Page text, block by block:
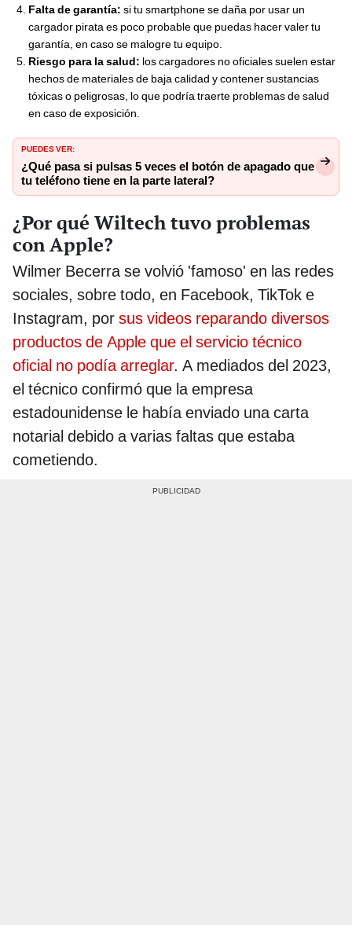
Falta de garantía: si tu smartphone se daña por usar un
cargador pirata es poco probable que puedas hacer valer tu
garantía, en caso se malogre tu equipo.
Riesgo para la salud: los cargadores no oficiales suelen estar
hechos de materiales de baja calidad y contener sustancias
tóxicas o peligrosas, lo que podría traerte problemas de salud
en caso de exposición.
PUEDES VER:
¿Qué pasa si pulsas 5 veces el botón de apagado que
tu teléfono tiene en la parte lateral?
¿Por qué Wiltech tuvo problemas
con Apple?
Wilmer Becerra se volvió 'famoso' en las redes
sociales, sobre todo, en Facebook, TikTok e
Instagram, por sus videos reparando diversos
productos de Apple que el servicio técnico
oficial no podía arreglar. A mediados del 2023,
el técnico confirmó que la empresa
estadounidense le había enviado una carta
notarial debido a varias faltas que estaba
cometiendo.